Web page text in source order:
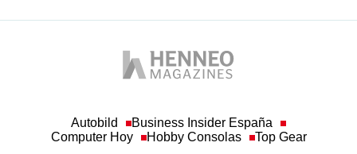
Autobild
Business Insider España
Computer Hoy
Hobby Consolas Top Gear